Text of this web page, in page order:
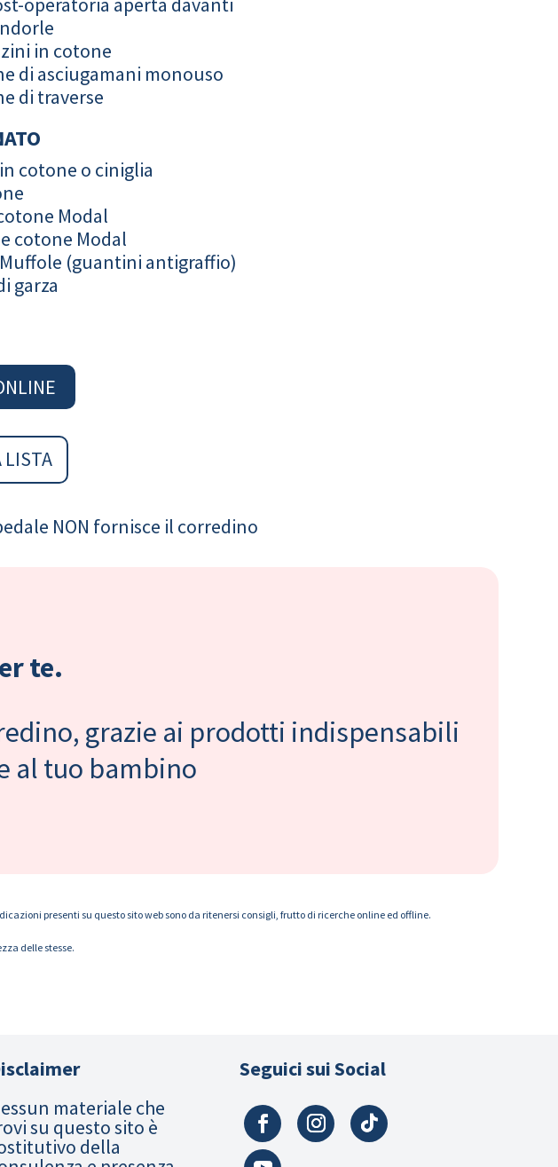
in cotone
di asciugamani monouso
di traverse
cotone o ciniglia
Modal
cotone Modal
Muffole (guantini antigraffio)
garza
LISTA
NON fornisce il corredino
te.
grazie ai prodotti indispensabili
al tuo bambino
presenti su questo sito web sono da ritenersi consigli, frutto di ricerche online ed offline.
delle stesse.
materiale che
su questo sito è
della
Seguici sui Social